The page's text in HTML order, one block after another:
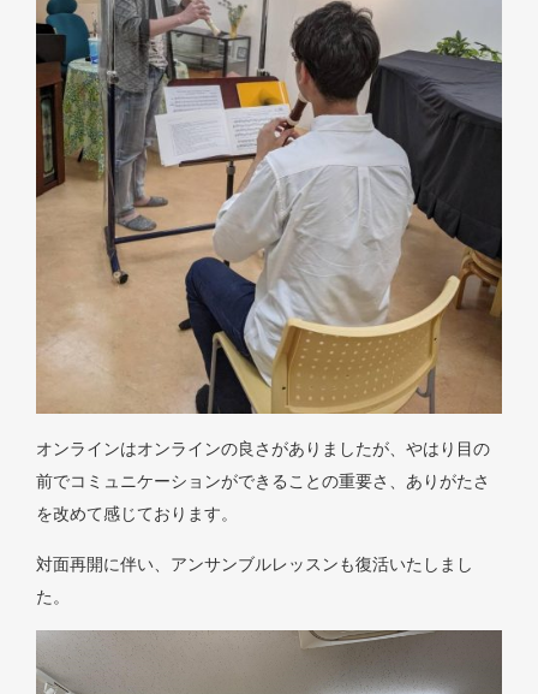
オンラインはオンラインの良さがありましたが、やはり目の
前でコミュニケーションができることの重要さ、ありがたさ
を改めて感じております。
対面再開に伴い、アンサンブルレッスンも復活いたしまし
た。